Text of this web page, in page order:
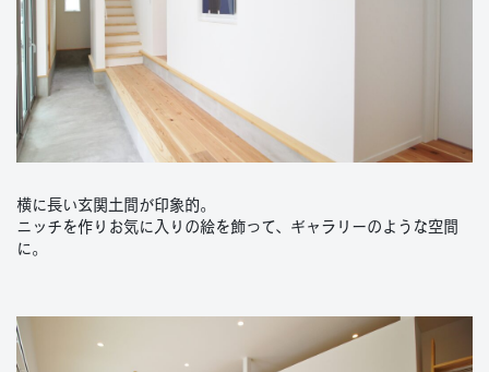
横に長い玄関土間が印象的。
ニッチを作りお気に入りの絵を飾って、ギャラリーのような空間
に。